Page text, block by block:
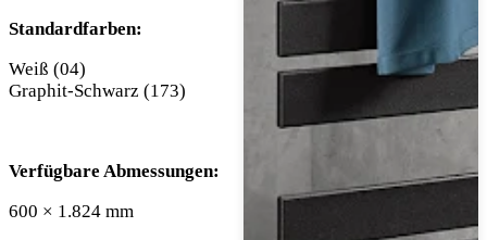
Standardfarben:
Weiß (04)
Graphit-Schwarz (173)
Verfügbare Abmessungen:
600 × 1.824 mm